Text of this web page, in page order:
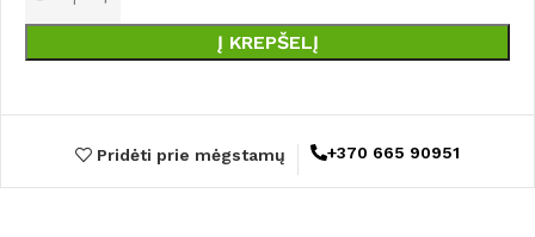
Į KREPŠELĮ
Pridėti prie mėgstamų +370 665 90951